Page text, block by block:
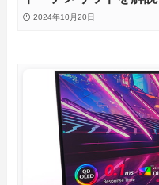
2024年10月20日